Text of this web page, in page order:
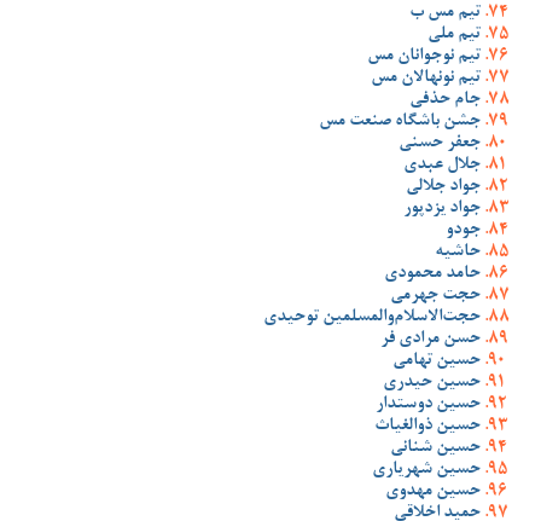
تیم مس ب
تیم ملی
تیم نوجوانان مس
تیم نونهالان مس
جام حذفی
جشن باشگاه صنعت مس
جعفر حسنی
جلال عبدی
جواد جلالی
جواد یزدپور
جودو
حاشیه
حامد محمودی
حجت جهرمی
حجت‌الاسلام‌والمسلمین توحیدی
حسن مرادی فر
حسین تهامی
حسین حیدری
حسین دوستدار
حسین ذوالغیاث
حسین شنانی
حسین شهریاری
حسین مهدوی
حمید اخلاقی